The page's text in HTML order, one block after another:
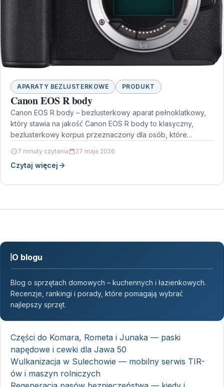
APARATY BEZLUSTERKOWE PRODUKT
Canon EOS R body
Canon EOS R body – bezlusterkowy aparat pełnoklatkowy,
który stawia na jakość Canon EOS R body to klasyczny,
bezlusterkowy korpus przeznaczony dla osób, które…
7 minuty czytania 27 maja 2026
Czytaj więcej
O blogu
Blog o sprzętach domowych – kuchennych i łazienkowych.
Recenzje, rankingi i porady, które pomagają wybrać
najlepszy sprzęt.
Części do Komara, Rometa i Junaka — paski
napędowe i cewki dla Jawa 50
Wulkanizacja w Sulechowie — mobilny serwis TIR-
ów i maszyn rolniczych